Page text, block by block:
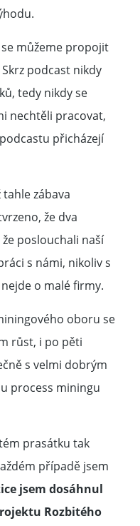
můžeme propojit
podcast nikdy
tedy nikdy se
nechtěli pracovat,
přicházejí
zábava
že dva
poslouchali naší
s námi, nikoliv s
o malé firmy.
oboru se
růst, i po pěti
s velmi dobrým
process miningu
prasátku tak
případě jsem
jsem dosáhnul
Rozbitého